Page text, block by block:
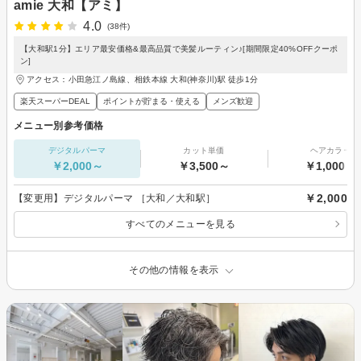
amie 大和【アミ】
4.0
(38件)
【大和駅1分】エリア最安価格&最高品質で美髪ルーティン♪[期間限定40%OFFクーポ
ン]
アクセス：小田急江ノ島線、相鉄本線 大和(神奈川)駅 徒歩1分
楽天スーパーDEAL ポイントが貯まる・使える メンズ歓迎
メニュー別参考価格
デジタルパーマ
￥2,000～
カット単価
￥3,500～
ヘアカラー
￥1,000～
【変更用】デジタルパーマ ［大和／大和駅］ ￥2,000
すべてのメニューを見る
その他の情報を表示